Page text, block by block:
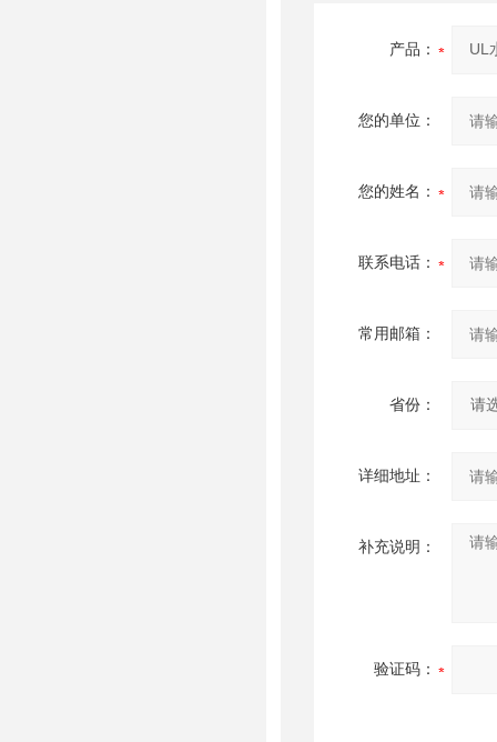
产品：
您的单位：
您的姓名：
联系电话：
常用邮箱：
省份：
详细地址：
补充说明：
验证码：